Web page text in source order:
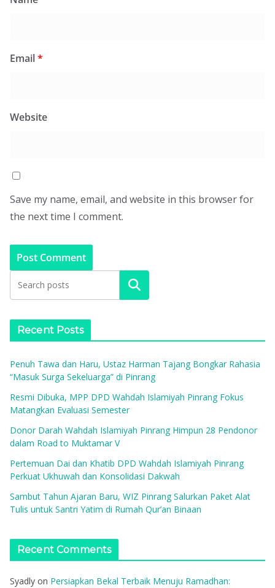
Email*
Website
Save my name, email, and website in this browser for
the next time I comment.
Search
Recent Posts
Penuh Tawa dan Haru, Ustaz Harman Tajang Bongkar Rahasia
“Masuk Surga Sekeluarga” di Pinrang
Resmi Dibuka, MPP DPD Wahdah Islamiyah Pinrang Fokus
Matangkan Evaluasi Semester
Donor Darah Wahdah Islamiyah Pinrang Himpun 28 Pendonor
dalam Road to Muktamar V
Pertemuan Dai dan Khatib DPD Wahdah Islamiyah Pinrang
Perkuat Ukhuwah dan Konsolidasi Dakwah
Sambut Tahun Ajaran Baru, WIZ Pinrang Salurkan Paket Alat
Tulis untuk Santri Yatim di Rumah Qur’an Binaan
Recent Comments
Syadly on Persiapkan Bekal Terbaik Menuju Ramadhan: